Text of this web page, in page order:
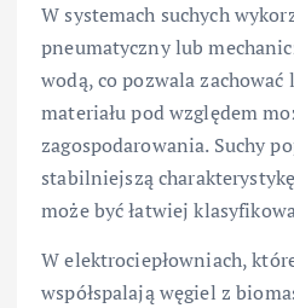
W systemach suchych
pneumatyczny lub
wodą, co pozwala zachować
materiału pod względem
zagospodarowania. Suchy
stabilniejszą
może być łatwiej
W elektrociepłowniach,
współspalają węgiel z